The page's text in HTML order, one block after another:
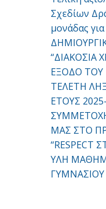
Σχεδίων
μονάδας
“ΔΙΑΚΟΣΙΑ
ΕΞΟΔΟ ΤΟΥ
ΤΕΛΕΤΗ
ΕΤΟΥΣ
ΜΑΣ ΣΤΟ
“RESPECT
ΥΛΗ